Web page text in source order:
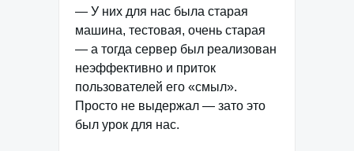
— У них для нас была старая
машина, тестовая, очень старая
— а тогда сервер был реализован
неэффективно и приток
пользователей его «смыл».
Просто не выдержал — зато это
был урок для нас.